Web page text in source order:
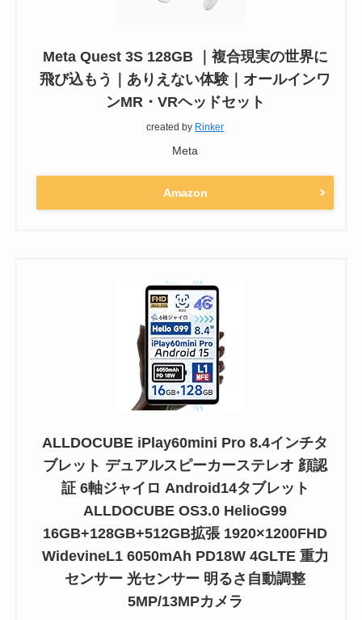
Meta Quest 3S 128GB ｜複合現実の世界に
飛び込もう｜ありえない体験｜オールインワ
ンMR・VRヘッドセット
created by Rinker
Meta
Amazon
ALLDOCUBE iPlay60mini Pro 8.4インチタ
ブレット デュアルスピーカーステレオ 顔認
証 6軸ジャイロ Android14タブレット
ALLDOCUBE OS3.0 HelioG99
16GB+128GB+512GB拡張 1920×1200FHD
WidevineL1 6050mAh PD18W 4GLTE 重力
センサー 光センサー 明るさ自動調整
5MP/13MPカメラ